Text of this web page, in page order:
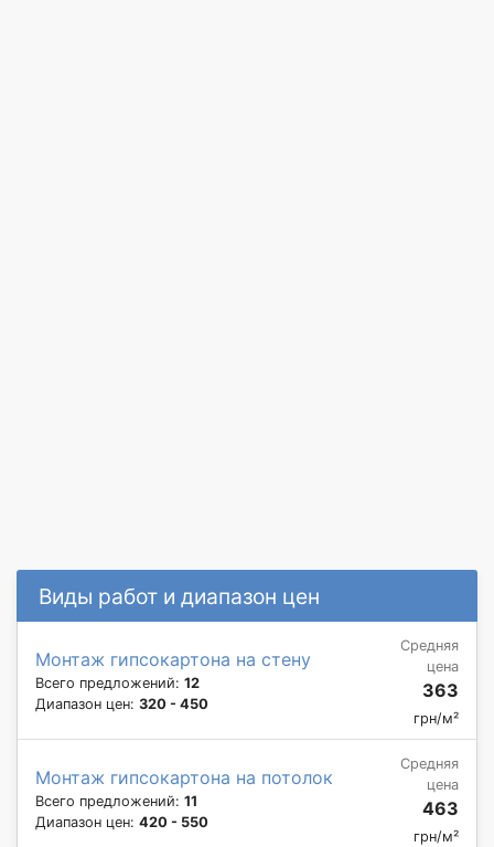
Виды работ и диапазон цен
Монтаж гипсокартона на стену
Всего предложений: 12
Диапазон цен: 320 - 450
Средняя
цена
363
грн/м²
Монтаж гипсокартона на потолок
Всего предложений: 11
Диапазон цен: 420 - 550
Средняя
цена
463
грн/м²